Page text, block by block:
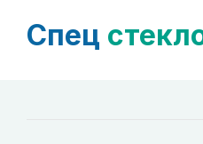
Спец